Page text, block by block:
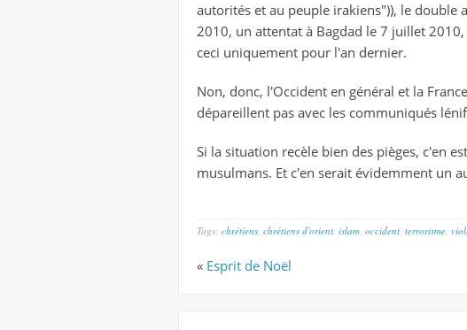
autorités et au peuple irakiens")), le
2010, un attentat à Bagdad le 7 juillet
ceci uniquement pour l'an dernier.
Non, donc, l'Occident en général et la
dépareillent pas avec les communiqués
Si la situation recèle bien des pièges, c'en
musulmans. Et c'en serait évidemment un
Tags: chrétiens, chrétiens d'orient, islam, occident, terrorisme,
« Esprit de Noël